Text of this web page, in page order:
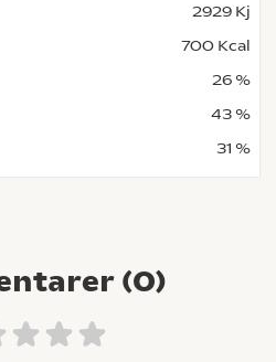
2929 Kj
700 Kcal
26 %
43 %
31 %
(0)